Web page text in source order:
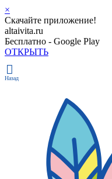
×
Скачайте приложение!
altaivita.ru
Бесплатно - Google Play
ОТКРЫТЬ
Назад